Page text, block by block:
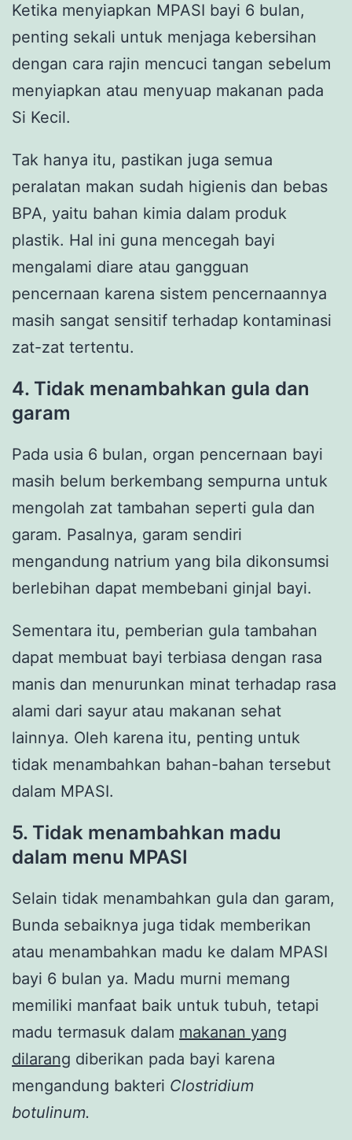
Ketika menyiapkan MPASI bayi 6 bulan,
penting sekali untuk menjaga kebersihan
dengan cara rajin mencuci tangan sebelum
menyiapkan atau menyuap makanan pada
Si Kecil.
Tak hanya itu, pastikan juga semua
peralatan makan sudah higienis dan bebas
BPA, yaitu bahan kimia dalam produk
plastik. Hal ini guna mencegah bayi
mengalami diare atau gangguan
pencernaan karena sistem pencernaannya
masih sangat sensitif terhadap kontaminasi
zat-zat tertentu.
4. Tidak menambahkan gula dan
garam
Pada usia 6 bulan, organ pencernaan bayi
masih belum berkembang sempurna untuk
mengolah zat tambahan seperti gula dan
garam. Pasalnya, garam sendiri
mengandung natrium yang bila dikonsumsi
berlebihan dapat membebani ginjal bayi.
Sementara itu, pemberian gula tambahan
dapat membuat bayi terbiasa dengan rasa
manis dan menurunkan minat terhadap rasa
alami dari sayur atau makanan sehat
lainnya. Oleh karena itu, penting untuk
tidak menambahkan bahan-bahan tersebut
dalam MPASI.
5. Tidak menambahkan madu
dalam menu MPASI
Selain tidak menambahkan gula dan garam,
Bunda sebaiknya juga tidak memberikan
atau menambahkan madu ke dalam MPASI
bayi 6 bulan ya. Madu murni memang
memiliki manfaat baik untuk tubuh, tetapi
madu termasuk dalam makanan yang
dilarang diberikan pada bayi karena
mengandung bakteri Clostridium
botulinum.